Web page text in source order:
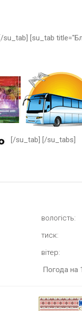
[/su_tab] [su_tab
[/su_tab] [/su_tabs]
вологість:
тиск:
вітер:
Погода на